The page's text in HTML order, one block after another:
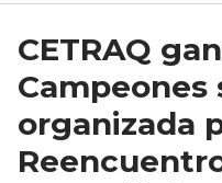
CETRAQ
Campeones
organizada